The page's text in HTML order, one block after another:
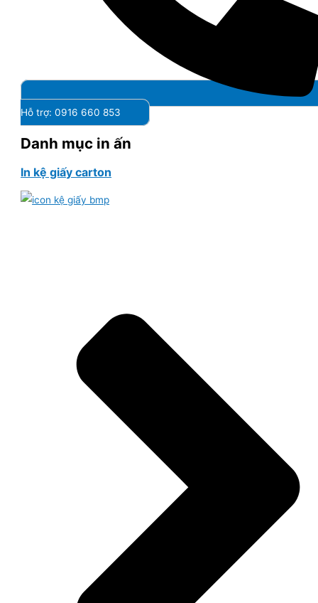
Hỗ trợ: 0916 660 853
Danh mục in ấn
In kệ giấy carton